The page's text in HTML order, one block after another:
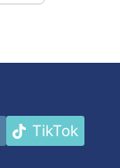
TikTok